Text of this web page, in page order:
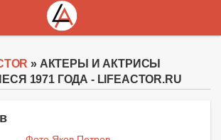
» АКТЕРЫ И АКТРИСЫ
1971 ГОДА - LIFEACTOR.RU